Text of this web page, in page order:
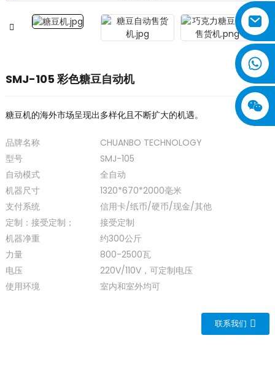
SMJ-105 彩色糖豆自动机
糖豆机的海外市场呈现出多样化且不断扩大的机遇。
品牌名称
CHUANBO TECHNOLOGY
型号
SMJ-105
自动模式
全自动
机器尺寸
1320*670*2000毫米
支付系统
信用卡/纸币/硬币/现金/其他
定制：接受定制；
接受定制
机器净重
约300公斤
力量
800-2500瓦
电压
220V/110V，可定制电压
使用环境
室内和室外均可
联系我们